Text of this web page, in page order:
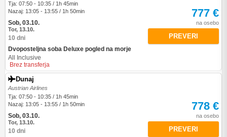
Tja: 07:50 - 10:35 / 1h 45min
Nazaj: 13:05 - 13:55 / 1h 50min
Sob, 03.10.
Tor, 13.10.
10 dni
Dvoposteljna soba Deluxe pogled na morje
All Inclusive
Brez transferja
777 €
na osebo
PREVERI
Dunaj
Austrian Airlines
Tja: 07:50 - 10:35 / 1h 45min
Nazaj: 13:05 - 13:55 / 1h 50min
Sob, 03.10.
Tor, 13.10.
10 dni
778 €
na osebo
PREVERI